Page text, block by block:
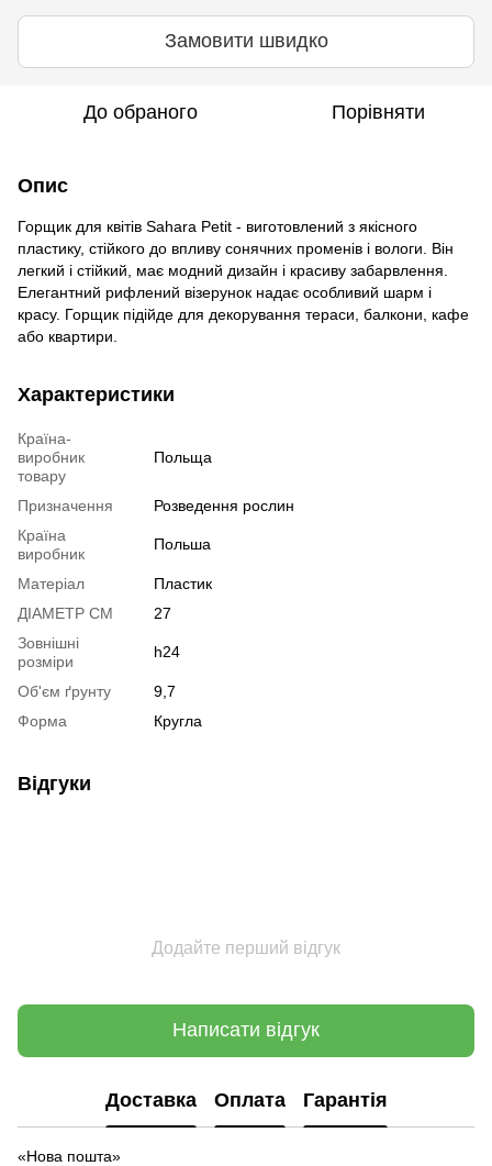
Замовити швидко
До обраного Порівняти
Опис
Горщик для квітів Sahara Petit - виготовлений з якісного
пластику, стійкого до впливу сонячних променів і вологи. Він
легкий і стійкий, має модний дизайн і красиву забарвлення.
Елегантний рифлений візерунок надає особливий шарм і
красу. Горщик підійде для декорування тераси, балкони, кафе
або квартири.
Характеристики
Країна-
виробник
товару
Польща
Призначення
Розведення рослин
Країна
виробник
Польша
Матеріал
Пластик
ДІАМЕТР СМ
27
Зовнішні
розміри
h24
Об'єм ґрунту
9,7
Форма
Кругла
Відгуки
Додайте перший відгук
Написати відгук
Доставка Оплата Гарантія
«Нова пошта»